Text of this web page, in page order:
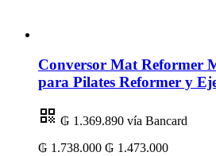
Conversor Mat Reformer
para Pilates Reformer y
₲ 1.369.890 vía Bancard
₲ 1.738.000 ₲ 1.473.000